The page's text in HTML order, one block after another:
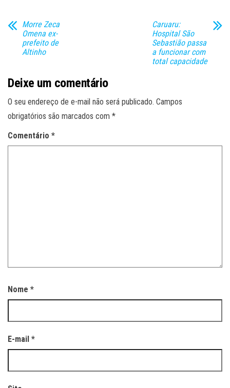
Morre Zeca
Omena ex-
prefeito de
Altinho
Caruaru:
Hospital São
Sebastião passa
a funcionar com
total capacidade
Deixe um comentário
O seu endereço de e-mail não será publicado. Campos
obrigatórios são marcados com *
Comentário *
Nome *
E-mail *